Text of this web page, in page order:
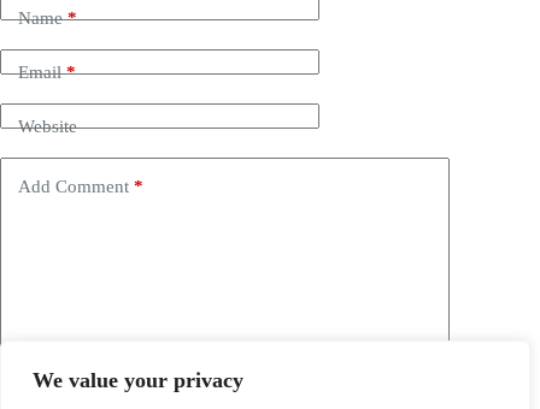
We value your privacy
Name*
Email*
Website
Add Comment *
Save my name, email and website in this browser for the